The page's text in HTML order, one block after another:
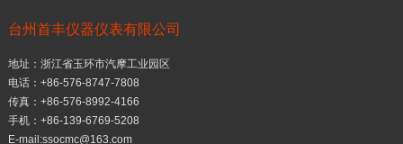
台州首丰仪器仪表有限公司
地址：浙江省玉环市汽摩工业园区
电话：+86-576-8747-7808
传真：+86-576-8992-4166
手机：+86-139-6769-5208
E-mail:ssocmc@163.com